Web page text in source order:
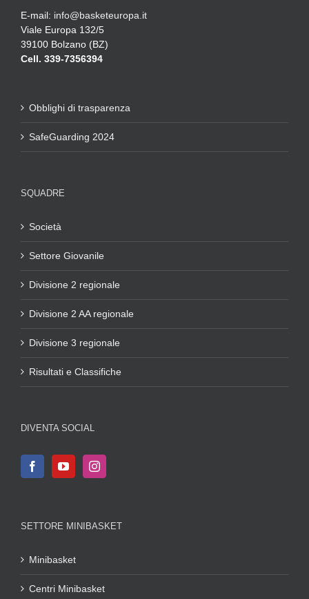
E-mail: info@basketeuropa.it
Viale Europa 132/5
39100 Bolzano (BZ)
Cell. 339-7356394
Obblighi di trasparenza
SafeGuarding 2024
SQUADRE
Società
Settore Giovanile
Divisione 2 regionale
Divisione 2 AA regionale
Divisione 3 regionale
Risultati e Classifiche
DIVENTA SOCIAL
SETTORE MINIBASKET
Minibasket
Centri Minibasket